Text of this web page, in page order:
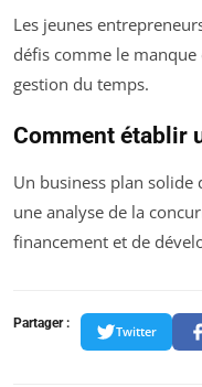
Les jeunes
défis comme le manque
gestion du temps.
Comment établir
Un business plan solide
une analyse de la
financement et de
Partager :
Twitter